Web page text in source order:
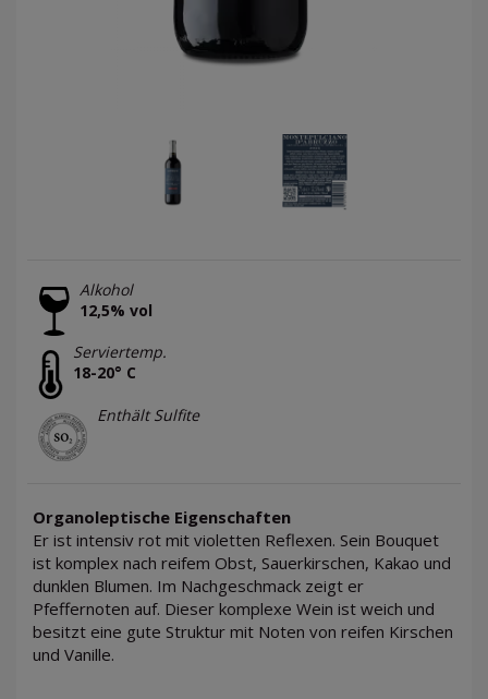
Alkohol
12,5% vol
Serviertemp.
18-20° C
Enthält Sulfite
Organoleptische Eigenschaften
Er ist intensiv rot mit violetten Reflexen. Sein Bouquet
ist komplex nach reifem Obst, Sauerkirschen, Kakao und
dunklen Blumen. Im Nachgeschmack zeigt er
Pfeffernoten auf. Dieser komplexe Wein ist weich und
besitzt eine gute Struktur mit Noten von reifen Kirschen
und Vanille.